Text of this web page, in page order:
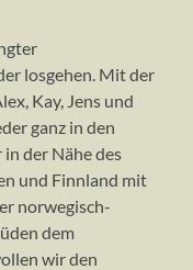
losgehen. Mit der
Kay, Jens und
ganz in den
der Nähe des
und Finnland mit
norwegisch-
dem
wir den